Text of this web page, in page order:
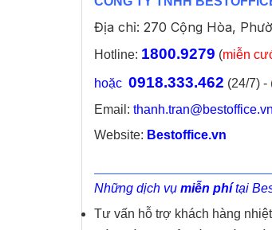
Địa chỉ: 270 Cộng Hòa,
Hotline: 1800.9279 (miễn
hoặc 0918.333.462 (24/7) -
Email: thanh.tran@bestoffice.vn
Website: Bestoffice.vn
Những dịch vụ miễn phítại
Tư vấn hỗ trợ khách hàng